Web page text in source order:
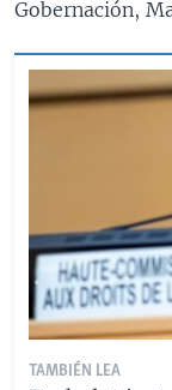
Gobernación,
TAMBIÉN LEA